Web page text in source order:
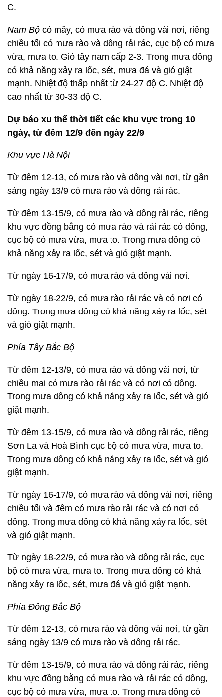
C.
Nam Bộ có mây, có mưa rào và dông vài nơi, riêng
chiều tối có mưa rào và dông rải rác, cục bộ có mưa
vừa, mưa to. Gió tây nam cấp 2-3. Trong mưa dông
có khả năng xảy ra lốc, sét, mưa đá và gió giật
mạnh. Nhiệt độ thấp nhất từ 24-27 độ C. Nhiệt độ
cao nhất từ 30-33 độ C.
Dự báo xu thế thời tiết các khu vực trong 10
ngày, từ đêm 12/9 đến ngày 22/9
Khu vực Hà Nội
Từ đêm 12-13, có mưa rào và dông vài nơi, từ gần
sáng ngày 13/9 có mưa rào và dông rải rác.
Từ đêm 13-15/9, có mưa rào và dông rải rác, riêng
khu vực đồng bằng có mưa rào và rải rác có dông,
cục bộ có mưa vừa, mưa to. Trong mưa dông có
khả năng xảy ra lốc, sét và gió giật mạnh.
Từ ngày 16-17/9, có mưa rào và dông vài nơi.
Từ ngày 18-22/9, có mưa rào rải rác và có nơi có
dông. Trong mưa dông có khả năng xảy ra lốc, sét
và gió giật mạnh.
Phía Tây Bắc Bộ
Từ đêm 12-13/9, có mưa rào và dông vài nơi, từ
chiều mai có mưa rào rải rác và có nơi có dông.
Trong mưa dông có khả năng xảy ra lốc, sét và gió
giật mạnh.
Từ đêm 13-15/9, có mưa rào và dông rải rác, riêng
Sơn La và Hoà Bình cục bộ có mưa vừa, mưa to.
Trong mưa dông có khả năng xảy ra lốc, sét và gió
giật mạnh.
Từ ngày 16-17/9, có mưa rào và dông vài nơi, riêng
chiều tối và đêm có mưa rào rải rác và có nơi có
dông. Trong mưa dông có khả năng xảy ra lốc, sét
và gió giật mạnh.
Từ ngày 18-22/9, có mưa rào và dông rải rác, cục
bộ có mưa vừa, mưa to. Trong mưa dông có khả
năng xảy ra lốc, sét, mưa đá và gió giật mạnh.
Phía Đông Bắc Bộ
Từ đêm 12-13, có mưa rào và dông vài nơi, từ gần
sáng ngày 13/9 có mưa rào và dông rải rác.
Từ đêm 13-15/9, có mưa rào và dông rải rác, riêng
khu vực đồng bằng có mưa rào và rải rác có dông,
cục bộ có mưa vừa, mưa to. Trong mưa dông có